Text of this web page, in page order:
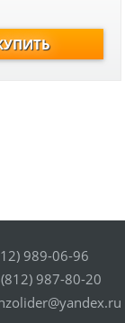
смена корда |
корда, (мм) 2,0-
4,0 |
989-06-96
987-80-20